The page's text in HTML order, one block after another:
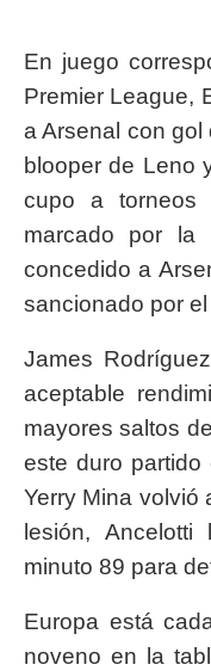
En juego
Premier League,
a Arsenal con gol
blooper de Leno
cupo a torneos
marcado por la
concedido a
sancionado por el
James
aceptable
mayores saltos
este duro partido
Yerry Mina volvió
lesión,
minuto 89 para
Europa está
noveno en la